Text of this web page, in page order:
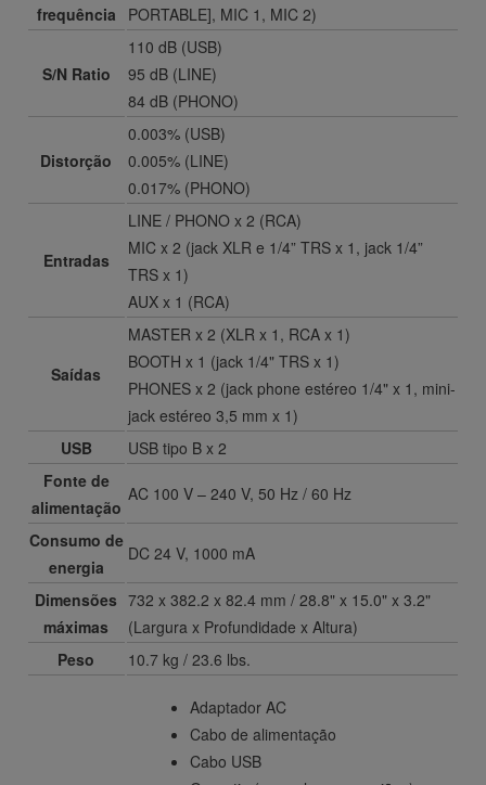
frequência
PORTABLE], MIC 1, MIC 2)
S/N Ratio
110 dB (USB)
95 dB (LINE)
84 dB (PHONO)
Distorção
0.003% (USB)
0.005% (LINE)
0.017% (PHONO)
Entradas
LINE / PHONO x 2 (RCA)
MIC x 2 (jack XLR e 1/4” TRS x 1, jack 1/4”
TRS x 1)
AUX x 1 (RCA)
Saídas
MASTER x 2 (XLR x 1, RCA x 1)
BOOTH x 1 (jack 1/4" TRS x 1)
PHONES x 2 (jack phone estéreo 1/4" x 1, mini-
jack estéreo 3,5 mm x 1)
USB
USB tipo B x 2
Fonte de
alimentação
AC 100 V – 240 V, 50 Hz / 60 Hz
Consumo de
energia
DC 24 V, 1000 mA
Dimensões
máximas
732 x 382.2 x 82.4 mm / 28.8" x 15.0" x 3.2"
(Largura x Profundidade x Altura)
Peso
10.7 kg / 23.6 lbs.
Adaptador AC
Cabo de alimentação
Cabo USB